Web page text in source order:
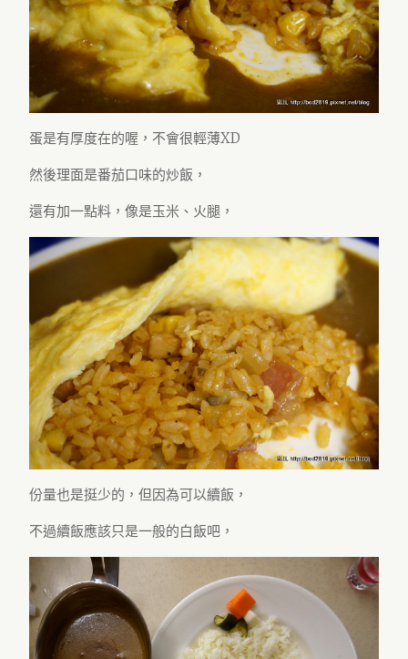
蛋是有厚度在的喔，不會很輕薄XD
然後理面是番茄口味的炒飯，
還有加一點料，像是玉米、火腿，
份量也是挺少的，但因為可以續飯，
不過續飯應該只是一般的白飯吧，